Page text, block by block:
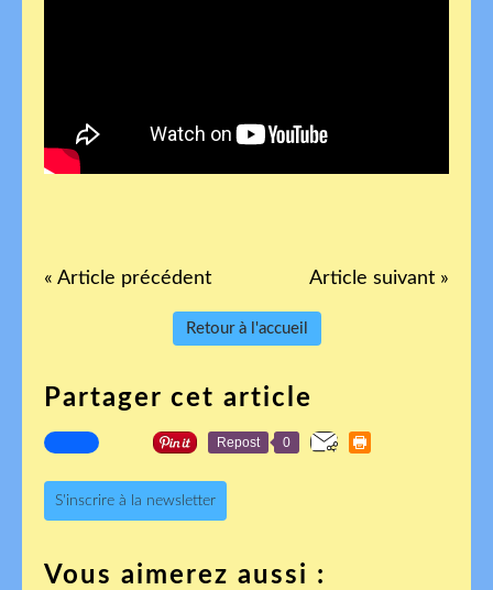
« Article précédent Article suivant »
Retour à l'accueil
Partager cet article
Repost 0
S'inscrire à la newsletter
Vous aimerez aussi :